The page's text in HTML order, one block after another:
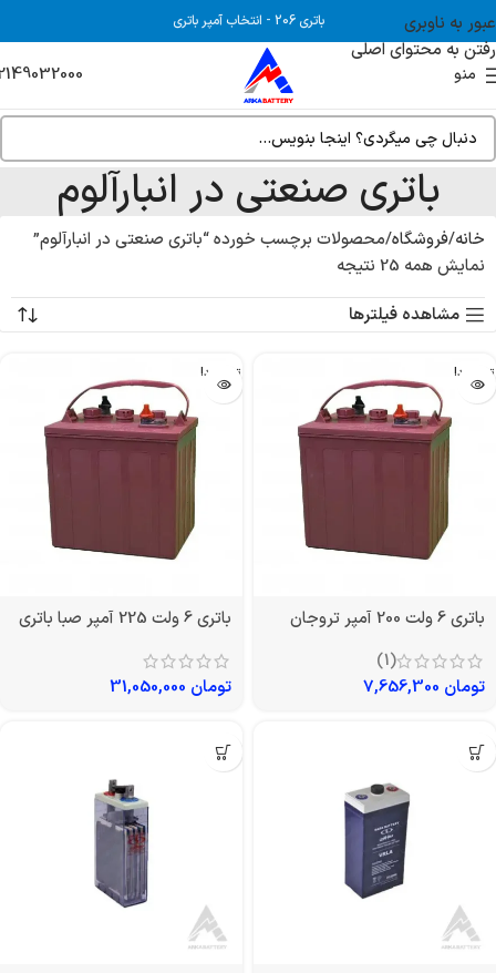
عبور به ناوبری
رفتن به محتوای اصلی
باتری 206 - انتخاب آمپر باتری
منو
باتری صنعتی در انبارآلوم
خانه فروشگاه محصولات برچسب خورده “باتری صنعتی در انبارآلوم”
نمایش همه 25 نتیجه
مشاهده فیلترها
تمام شد!
باتری 6 ولت 200 آمپر تروجان
(1)
تومان
تمام شد!
باتری 6 ولت 225 آمپر صبا باتری
تومان